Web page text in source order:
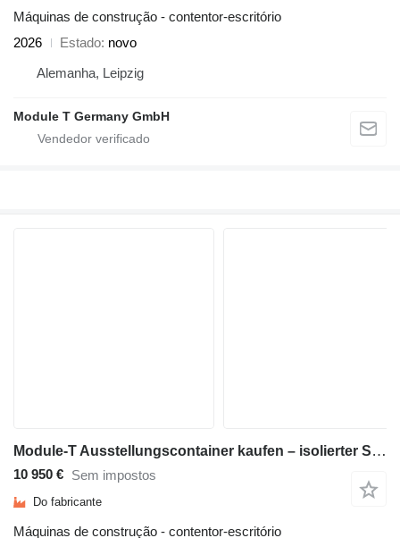
Máquinas de construção - contentor-escritório
2026
Estado novo
Alemanha, Leipzig
Module T Germany GmbH
Module-T Ausstellungscontainer kaufen – isolierter Showroom, 600 × 240 cm
10 950 € Sem impostos
Do fabricante
Máquinas de construção - contentor-escritório